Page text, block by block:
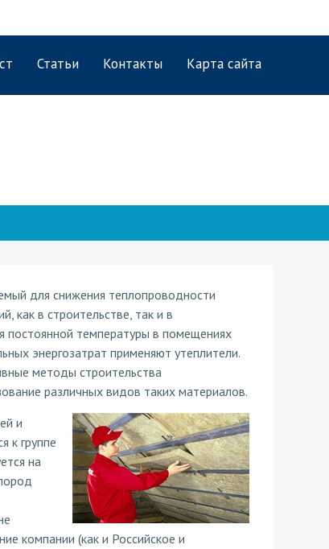
Статьи Контакты Карта сайта
для снижения теплопроводности
как в строительстве, так и в
постоянной температуры в помещениях
энергозатрат применяют утеплители.
методы строительства
различных видов таких материалов.
и
к группе
на
компании (как и Российское и